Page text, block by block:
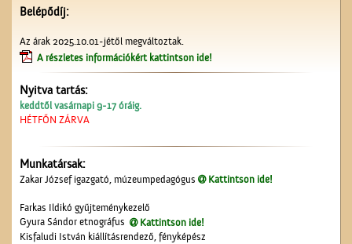
Kossuth Lajos portréja
Belépődíj:
Az árak 2025.10.01-jétől megváltoztak.
A részletes információkért kattintson ide!
Nyitva tartás:
keddtől vasárnapi 9-17 óráig.
HÉTFŐN ZÁRVA
Munkatársak:
Zakar József igazgató, múzeumpedagógus Kattintson ide!
Farkas Ildikó gyűjteménykezelő
Gyura Sándor etnográfus
Kattintson ide!
Kisfaludi István kiállításrendező, fényképész